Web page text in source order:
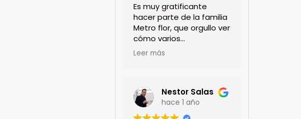
Es muy gratificante
hacer parte de la familia
Metro flor, que orgullo ver
cómo varios
profesionales hombres y
técnicas. Gracias por
mantenernos al día.mil
GRACIAS
Leer más
Nestor Salas
hace 1 año